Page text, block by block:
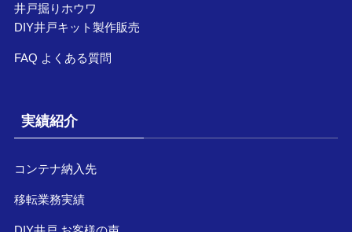
井戸掘りホウワ
DIY井戸キット製作販売
FAQ よくある質問
実績紹介
コンテナ納入先
移転業務実績